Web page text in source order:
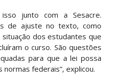
isso junto com a Sesacre.
de ajuste no texto, como
dos estudantes que
o curso. São questões
para que a lei possa
federais”, explicou.